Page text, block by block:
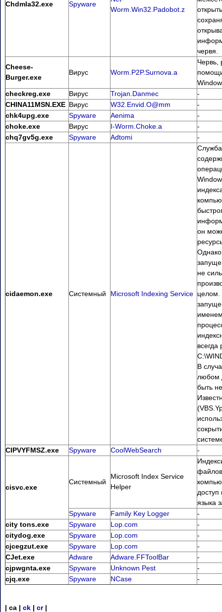
Chdmla32.exe Spyware
Worm.Win32.Padobot.z
червя.
Cheese-
Burger.exe
Вирус Worm.P2P.Surnova.a
Червь,
checkreg.exe
Вирус Trojan.Danmec
-
CHINA11MSN.EXE Вирус W32.Envid.O@mm
-
chk4upg.exe
Spyware Aenima
-
choke.exe
Вирус I-Worm.Choke.a
-
chq7gv5g.exe
Spyware Adtomi -
cidaemon.exe Системный Microsoft Indexing Service
он
Однако
не
целом.
всегда
В
любом
быть
CIPVYFMSZ.exe
Spyware CoolWebSearch -
cisvc.exe
Системный
Microsoft Index Service
Helper
языка
Spyware
Family Key Logger
-
city tons.exe
Spyware Lop.com
-
citydog.exe
Spyware Lop.com
-
cjcegzut.exe
Spyware Lop.com
-
CJet.exe
Adware Adware.FFToolBar
-
cjpwgnta.exe
Spyware Unknown Pest
-
cjq.exe
Spyware NCase -
| ca | ck | cr|